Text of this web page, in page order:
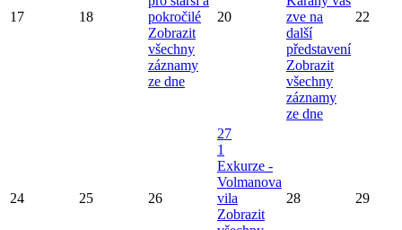
17 18
pokročilé
Zobrazit
všechny
záznamy
ze dne
20
zve na
další
představení
Zobrazit
všechny
záznamy
ze dne
22
24 25 26
27
1
Exkurze -
Volmanova
vila
Zobrazit
28 29